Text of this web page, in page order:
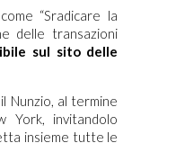
“Sradicare la
delle transazioni
sul sito delle
Nunzio, al termine
York, invitandolo
insieme tutte le